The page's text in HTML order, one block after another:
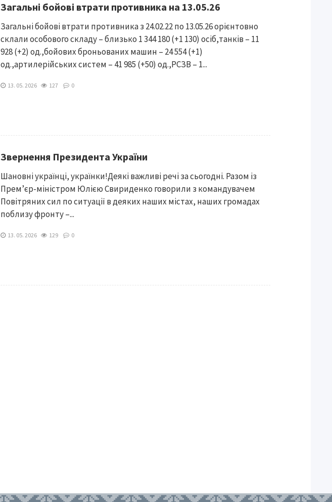
Загальні бойові втрати противника на 13.05.26
Загальні бойові втрати противника з 24.02.22 по 13.05.26 орієнтовно
склали особового складу – близько 1 344 180 (+1 130) осіб,танків – 11
928 (+2) од.,бойових броньованих машин – 24 554 (+1)
од.,артилерійських систем – 41 985 (+50) од.,РСЗВ – 1...
13. 05. 2026 127 0
Звернення Президента України
Шановні українці, українки!Деякі важливі речі за сьогодні. Разом із
Прем’єр-міністром Юлією Свириденко говорили з командувачем
Повітряних сил по ситуації в деяких наших містах, наших громадах
поблизу фронту –...
13. 05. 2026 129 0